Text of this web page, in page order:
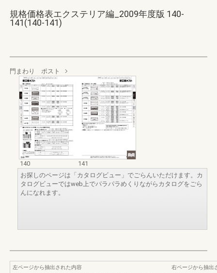
規格価格表エクステリア編_2009年度版 140-
141(140-141)
門まわり ポスト
140
141
お探しのページは「カタログビュー」でごらんいただけます。カ
タログビューではweb上でパラパラめくりながらカタログをごら
んになれます。
左ページから抽出された内容
右ページから抽出